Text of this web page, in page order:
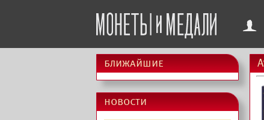
f
ближайшие
новости